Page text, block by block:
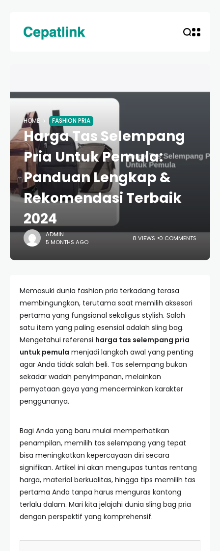
HOME FASHION PRIA
Harga Tas Selempang
Pria Untuk Pemula:
Panduan Lengkap &
Rekomendasi Terbaik
2024
ADMIN
5 MONTHS AGO
8 VIEWS 0 COMMENTS
Memasuki dunia fashion pria terkadang terasa
membingungkan, terutama saat memilih aksesori
pertama yang fungsional sekaligus stylish. Salah
satu item yang paling esensial adalah sling bag.
Mengetahui referensi harga tas selempang pria
untuk pemula menjadi langkah awal yang penting
agar Anda tidak salah beli. Tas selempang bukan
sekadar wadah penyimpanan, melainkan
pernyataan gaya yang mencerminkan karakter
penggunanya.
Bagi Anda yang baru mulai memperhatikan
penampilan, memilih tas selempang yang tepat
bisa meningkatkan kepercayaan diri secara
signifikan. Artikel ini akan mengupas tuntas rentang
harga, material berkualitas, hingga tips memilih tas
pertama Anda tanpa harus menguras kantong
terlalu dalam. Mari kita jelajahi dunia sling bag pria
dengan perspektif yang komprehensif.